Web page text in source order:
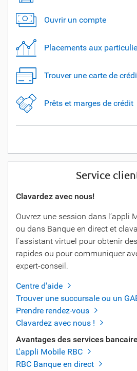
Ouvrir un compte
Placements aux
Trouver une carte de
Prêts et marges de crédit
Service
Clavardez avec nous!
Ouvrez une session dans l’appli
ou dans Banque en direct et
l’assistant virtuel pour obtenir
rapides ou pour communiquer
expert-conseil.
Centre d'aide
Trouver une succursale ou un
Prendre rendez-vous
Clavardez avec nous !
Avantages des services
L'appli Mobile RBC
RBC Banque en direct